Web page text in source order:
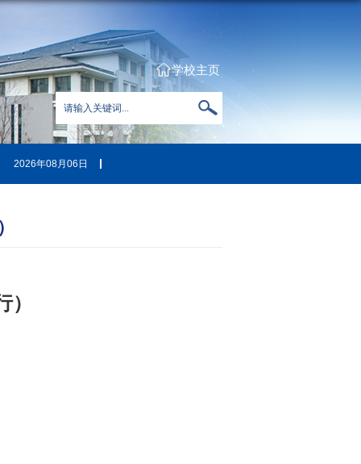
学校主页
2026年08月06日